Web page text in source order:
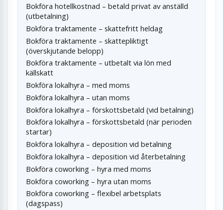
Bokföra hotellkostnad – betald privat av anställd
(utbetalning)
Bokföra traktamente – skattefritt heldag
Bokföra traktamente – skattepliktigt
(överskjutande belopp)
Bokföra traktamente – utbetalt via lön med
källskatt
Bokföra lokalhyra – med moms
Bokföra lokalhyra – utan moms
Bokföra lokalhyra – förskottsbetald (vid betalning)
Bokföra lokalhyra – förskottsbetald (när perioden
startar)
Bokföra lokalhyra – deposition vid betalning
Bokföra lokalhyra – deposition vid återbetalning
Bokföra coworking – hyra med moms
Bokföra coworking – hyra utan moms
Bokföra coworking – flexibel arbetsplats
(dagspass)